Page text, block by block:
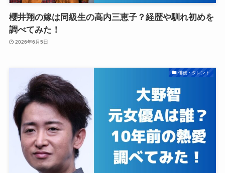
櫻井翔の嫁は同級生の高内三恵子？経歴や馴れ初めを
調べてみた！
2026年6月5日
俳優・タレント